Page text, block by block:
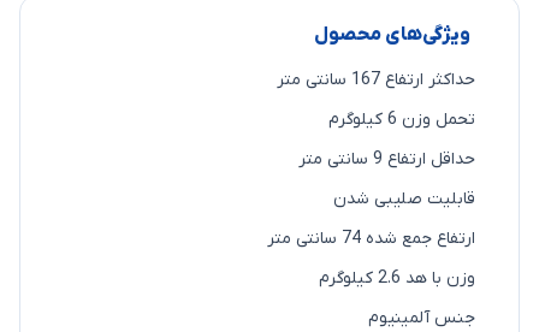
ویژگی‌های محصول
حداکثر ارتفاع 167 سانتی متر
تحمل وزن 6 کیلوگرم
حداقل ارتفاع 9 سانتی متر
قابلیت صلیبی شدن
ارتفاع جمع شده 74 سانتی متر
وزن با هد 2.6 کیلوگرم
جنس آلمینیوم